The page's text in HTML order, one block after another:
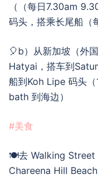
（（每日7.30am
码头，搭乘长尾船（
🎈b）从新加坡（外
Hatyai，搭车到
船到Koh Lipe 码头
bath 到海边）
#美食
🍽去 Walking Street
Chareena Hill